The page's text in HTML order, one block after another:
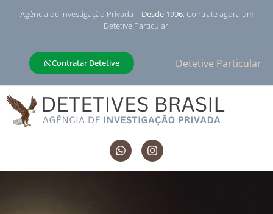
Agência de Investigação Privada – Desde 1996. Contrate agora um
Detetive Particular.
Contratar Detetive Detetive Particular